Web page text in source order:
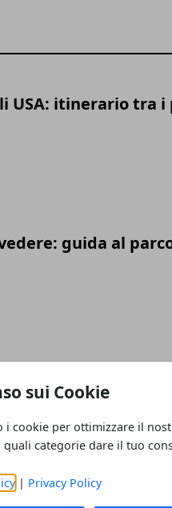
sui Cookie
i cookie per ottimizzare il
quali categorie dare il tuo
| Privacy Policy
USA: itinerario tra i
guida al
benefici e usi